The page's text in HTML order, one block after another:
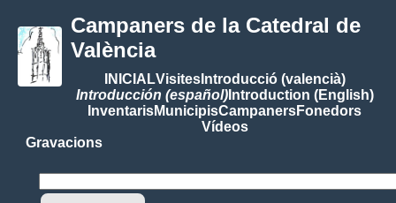
Campaners de la Catedral de
València
INICIALVisitesIntroducció (valencià)
Introducción (español)Introduction (English)
InventarisMunicipisCampanersFonedors
Vídeos
Gravacions